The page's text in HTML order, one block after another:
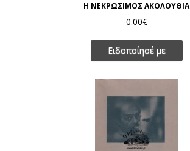
Η ΝΕΚΡΩΣΙΜΟΣ ΑΚΟΛΟΥΘΙΑ
0.00€
Ειδοποίησέ με